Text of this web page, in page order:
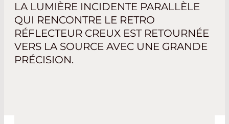
LA LUMIÈRE INCIDENTE PARALLÈLE
QUI RENCONTRE LE RETRO
RÉFLECTEUR CREUX EST RETOURNÉE
VERS LA SOURCE AVEC UNE GRANDE
PRÉCISION.